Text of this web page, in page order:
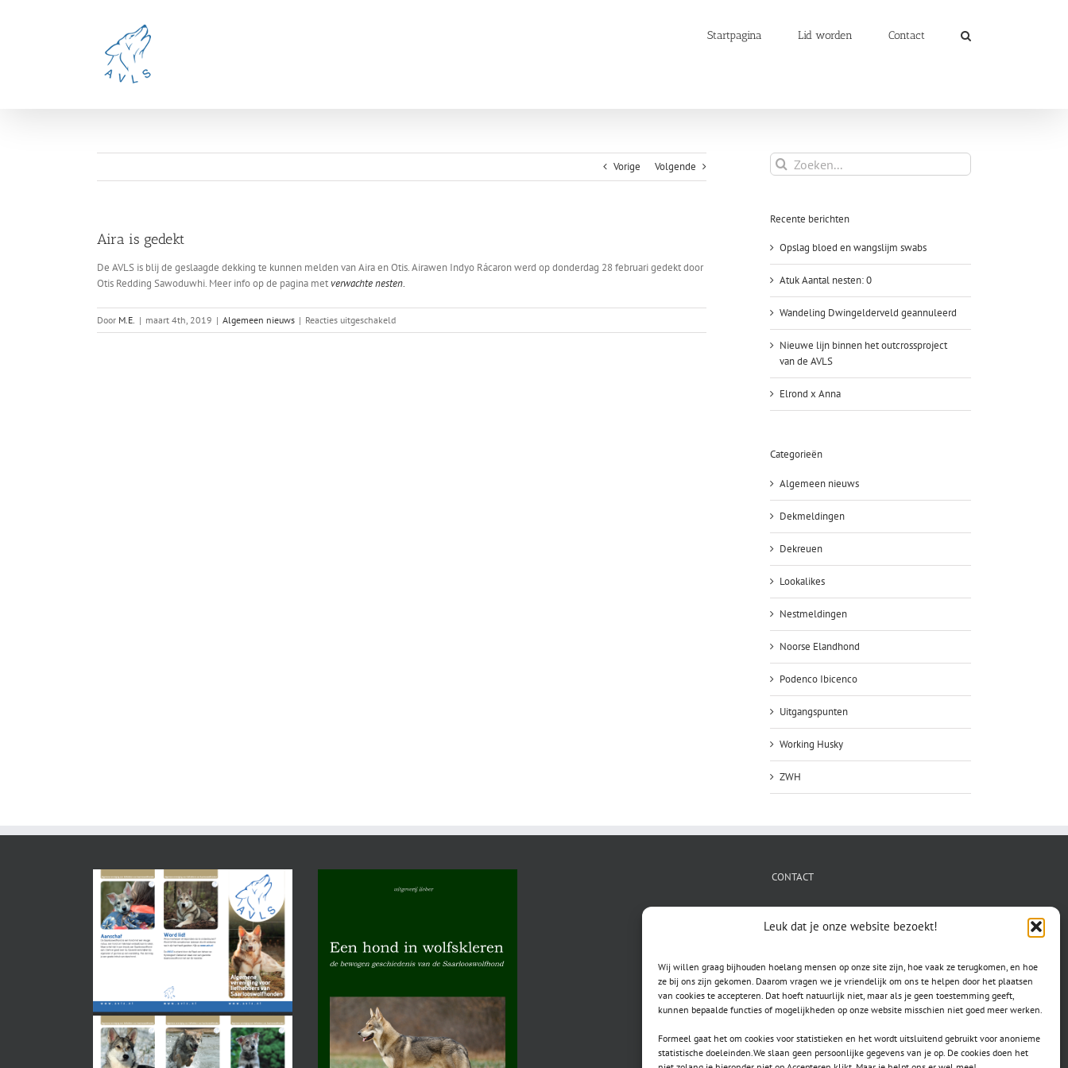
Leuk dat je onze website bezoekt!
Wij willen graag bijhouden hoelang mensen op onze site zijn, hoe vaak ze terugkomen, en hoe
ze bij ons zijn gekomen. Daarom vragen we je vriendelijk om ons te helpen door het plaatsen
van cookies te accepteren. Dat hoeft natuurlijk niet, maar als je geen toestemming geeft,
kunnen bepaalde functies of mogelijkheden op onze website misschien niet goed meer werken.
Formeel gaat het om cookies voor statistieken en het wordt uitsluitend gebruikt voor anonieme
statistische doeleinden.We slaan geen persoonlijke gegevens van je op. De cookies doen het
Startpagina Lid worden Contact
Vorige Volgende
Aira is gedekt
De AVLS is blij de geslaagde dekking te kunnen melden van Aira en Otis. Airawen Indyo Rácaron werd op donderdag 28 februari gedekt door
Otis Redding Sawoduwhi. Meer info op de pagina metverwachte nesten.
Door M.E. | maart 4th, 2019 | Algemeen nieuws | Reacties uitgeschakeldvoor
Aira
Zoeken
naar:
Recente berichten
Opslag bloed en wangslijm swabs
Atuk Aantal nesten: 0
Wandeling Dwingelderveld geannuleerd
Nieuwe lijn binnen het outcrossproject
van de AVLS
Elrond x Anna
Categorieën
Algemeen nieuws
Dekmeldingen
Dekreuen
Lookalikes
Nestmeldingen
Noorse Elandhond
Podenco Ibicenco
Uitgangspunten
Working Husky
ZWH
CONTACT